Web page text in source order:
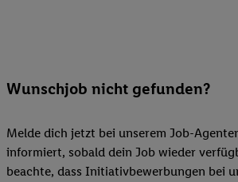
Wunschjob nicht gefunden?
Melde dich jetzt bei unserem Job-
informiert, sobald dein Job wieder
beachte, dass Initiativbewerbungen bei